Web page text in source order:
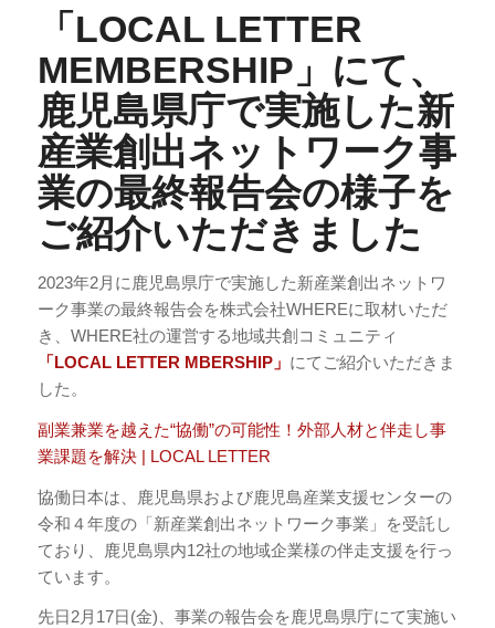
「LOCAL LETTER
MEMBERSHIP」にて、
鹿児島県庁で実施した新
産業創出ネットワーク事
業の最終報告会の様子を
ご紹介いただきました
2023年2月に鹿児島県庁で実施した新産業創出ネットワ
ーク事業の最終報告会を株式会社WHEREに取材いただ
き、WHERE社の運営する地域共創コミュニティ
「LOCAL LETTER MBERSHIP」 にてご紹介いただきま
した。
副業兼業を越えた“協働”の可能性！外部人材と伴走し事
業課題を解決 | LOCAL LETTER
協働日本は、鹿児島県および鹿児島産業支援センターの
令和４年度の「新産業創出ネットワーク事業」を受託し
ており、鹿児島県内12社の地域企業様の伴走支援を行っ
ています。
先日2月17日(金)、事業の報告会を鹿児島県庁にて実施い